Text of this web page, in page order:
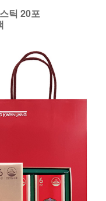
틱 20포